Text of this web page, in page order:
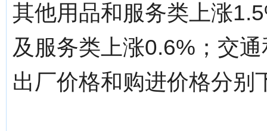
其他用品和服务类上涨
及服务类上涨0.6%；交
出厂价格和购进价格分别